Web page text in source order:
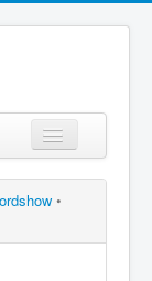
•